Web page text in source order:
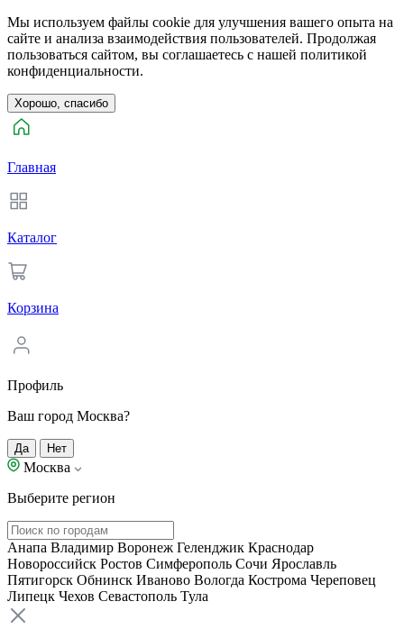
Мы используем файлы cookie для улучшения вашего опыта на
сайте и анализа взаимодействия пользователей. Продолжая
пользоваться сайтом, вы соглашаетесь с нашей политикой
конфиденциальности.
Хорошо, спасибо
Главная
Каталог
Корзина
Профиль
Ваш город Москва?
Да Нет
Москва
Выберите регион
Анапа Владимир Воронеж Геленджик Краснодар
Новороссийск Ростов Симферополь Сочи Ярославль
Пятигорск Обнинск Иваново Вологда Кострома Череповец
Липецк Чехов Севастополь Тула